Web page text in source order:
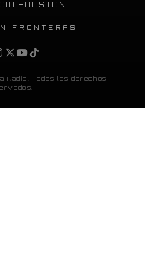
HOUSTON
FRONTERAS
Radio. Todos los derechos